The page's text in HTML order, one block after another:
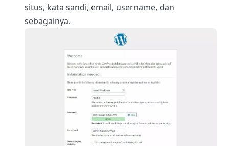
situs, kata sandi, email, username, dan
sebagainya.